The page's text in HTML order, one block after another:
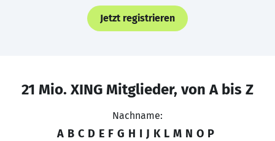
Jetzt registrieren
21 Mio. XING Mitglieder, von A bis Z
Nachname:
A B C D E F G H I J K L M N O P